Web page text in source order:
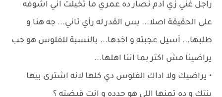
راجل غني زي آدم نصار ده عمري ما تخيلت اني اشوفه
على الحقيقة اصلا... بس القدر له رأي تاني... جه هنا و
طلبها... أسيل عجبته و اخدها... بالنسبة للفلوس هو حب
يراضينا مش اكتر بما اننا اهلها...
• يراضيك ولا اداك الفلوس دي كلها لانه اشترى بيها
بنتك و ده تمنها اللي هو حدده و انت قبضته ؟